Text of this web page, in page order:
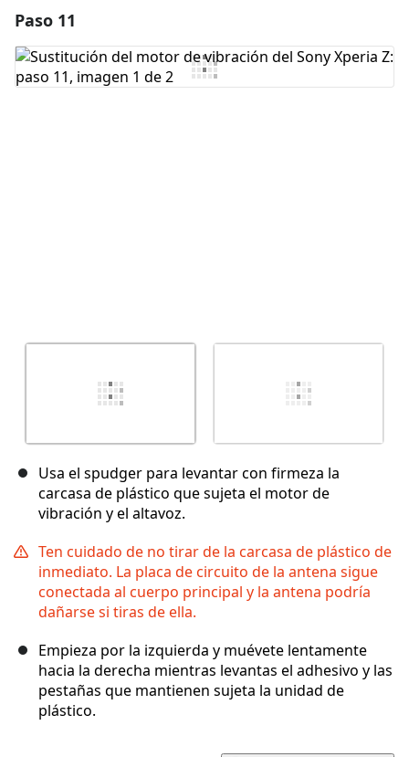
Agregar Comentario
Paso 11
Usa el spudger para levantar con firmeza la
carcasa de plástico que sujeta el motor de
vibración y el altavoz.
Ten cuidado de no tirar de la carcasa de plástico de
inmediato. La placa de circuito de la antena sigue
conectada al cuerpo principal y la antena podría
dañarse si tiras de ella.
Empieza por la izquierda y muévete lentamente
hacia la derecha mientras levantas el adhesivo y las
pestañas que mantienen sujeta la unidad de
plástico.